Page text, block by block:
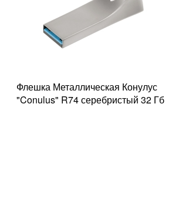
Флешка Металлическая Конулус
"Conulus" R74 серебристый 32 Гб